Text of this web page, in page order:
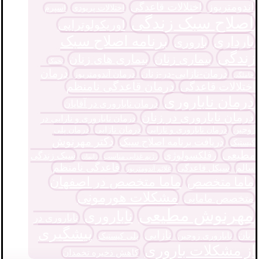
اختلالات قاعدگی اختلالات پریودی
اصلاح سبک زندگی اوریکولوتراپی
بارداری باروری برنامه اصلاح سبک
زندگی
بیماری زنان بیماری های زنان
تخمک
حاملگی
درمان-نازایی-در-زنان درمان آندومتریوز
درمان
اختلالات قاعدگی درمان قاعدگی نامنظم
درمان ناباروری درمان ناباروری در آقایان
درمان ناباروری در زنان
درمان ناباروری و نارایی در
زوجین
درمان ناباروری و نازایی درمان نازایی
درمان پلی
کیستیک
دریافت برنامه اصلاح سبک
دکتر مهرنوش
مطیعی
رفلکسولوژی رژیم غذایی مناسب زایمان
سبک زندگی
سالم
سیکل قاعدگی علائم آندومتریوز قاعدگی نامنظم
ماما متخصص ماما متخصص در اصفهان
متخصص مامایی مشکلات هورمونی
مهرنوش مطیعی ناباروری
ناباروری در
زنان
ناباروری زوجین نازایی پلی کیستیک
پیشگیری
از مشکلات باروری
کاهش ذخیره تخمدان